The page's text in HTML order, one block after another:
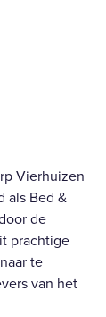
Vierhuizen
als Bed &
de
prachtige
te
van het